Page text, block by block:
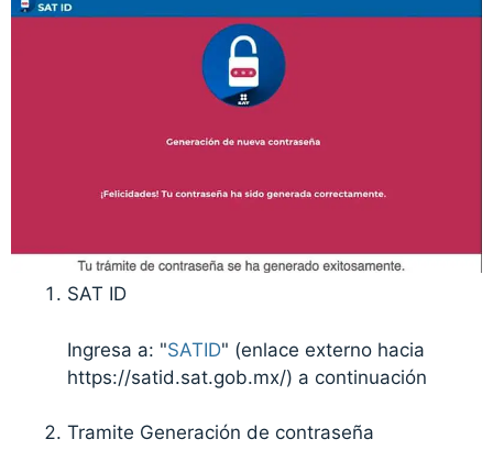
SAT ID
Ingresa a: "SATID" (enlace externo hacia
https://satid.sat.gob.mx/) a continuación
Tramite Generación de contraseña